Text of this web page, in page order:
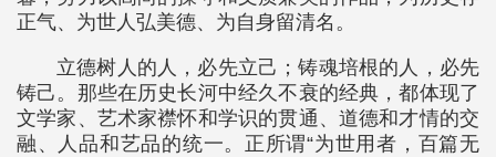
正气、为世人弘美德、为自身留清名。
立德树人的人，必先立己；铸魂培根的人，必先
铸己。那些在历史长河中经久不衰的经典，都体现了
文学家、艺术家襟怀和学识的贯通、道德和才情的交
融、人品和艺品的统一。正所谓“为世用者，百篇无